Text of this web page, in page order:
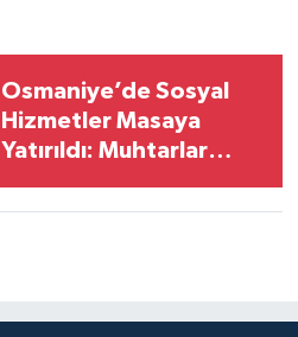
Osmaniye’de Sosyal
Hizmetler Masaya
Yatırıldı: Muhtarlar